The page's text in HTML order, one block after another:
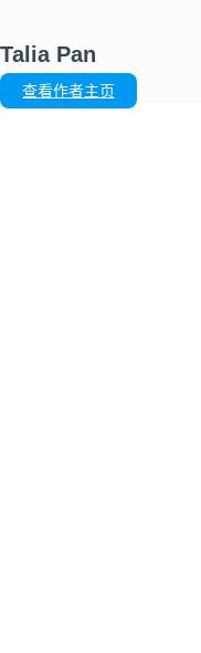
Talia Pan
查看作者主页